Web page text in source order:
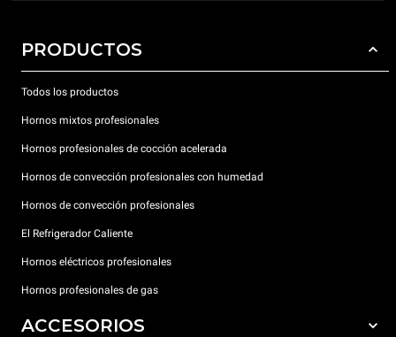
PRODUCTOS
Todos los productos
Hornos mixtos profesionales
Hornos profesionales de cocción acelerada
Hornos de convección profesionales con humedad
Hornos de convección profesionales
El Refrigerador Caliente
Hornos eléctricos profesionales
Hornos profesionales de gas
ACCESORIOS